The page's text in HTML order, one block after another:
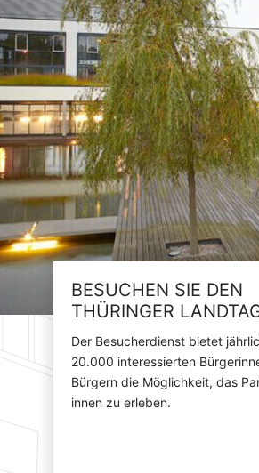
BESUCHEN SIE DEN
THÜRINGER
Der Besucherdienst bietet
20.000 interessierten
Bürgern die Möglichkeit, das
innen zu erleben.